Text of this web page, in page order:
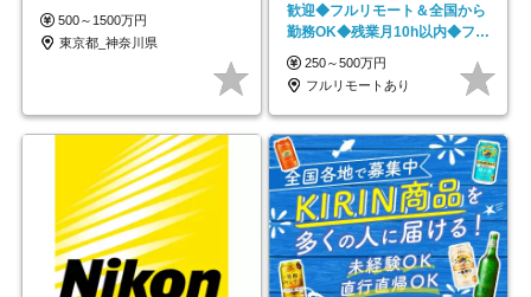
500～1500万円
東京都_神奈川県
歓迎◆フルリモート＆全国から
勤務OK◆残業月10h以内◆フレ
ックス制
250～500万円
フルリモートあり